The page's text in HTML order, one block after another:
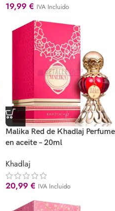
19,99 € IVA Incluido
Malika Red de Khadlaj Perfume
en aceite – 20ml
Khadlaj
20,99 € IVA Incluido